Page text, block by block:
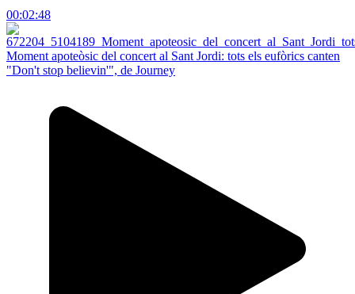
00:02:48
Moment apoteòsic del concert al Sant Jordi: tots els eufòrics canten
"Don't stop believin'", de Journey